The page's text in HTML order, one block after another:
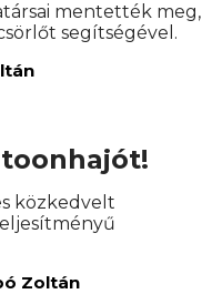
mentették meg,
segítségével.
közkedvelt
Zoltán